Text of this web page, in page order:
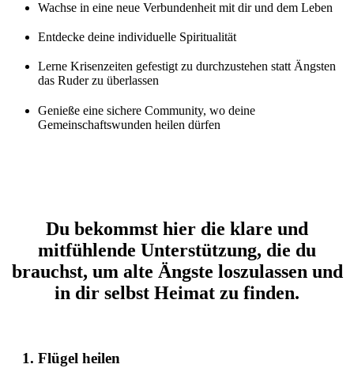
Wachse in eine neue Verbundenheit mit dir und dem Leben
Entdecke deine individuelle Spiritualität
Lerne Krisenzeiten gefestigt zu durchzustehen statt Ängsten
das Ruder zu überlassen
Genieße eine sichere Community, wo deine
Gemeinschaftswunden heilen dürfen
Du bekommst hier die klare und
mitfühlende Unterstützung, die du
brauchst, um alte Ängste loszulassen und
in dir selbst Heimat zu finden.
1. Flügel heilen